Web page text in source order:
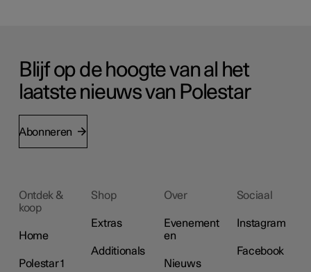
Blijf op de hoogte van al het
laatste nieuws van Polestar
Abonneren
Ontdek &
koop
Home
Polestar 1
Shop
Extras
Additionals
Over
Evenement
en
Nieuws
Sociaal
Instagram
Facebook